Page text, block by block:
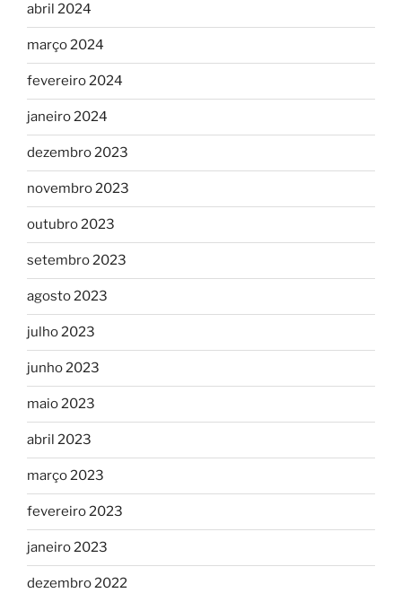
abril 2024
março 2024
fevereiro 2024
janeiro 2024
dezembro 2023
novembro 2023
outubro 2023
setembro 2023
agosto 2023
julho 2023
junho 2023
maio 2023
abril 2023
março 2023
fevereiro 2023
janeiro 2023
dezembro 2022